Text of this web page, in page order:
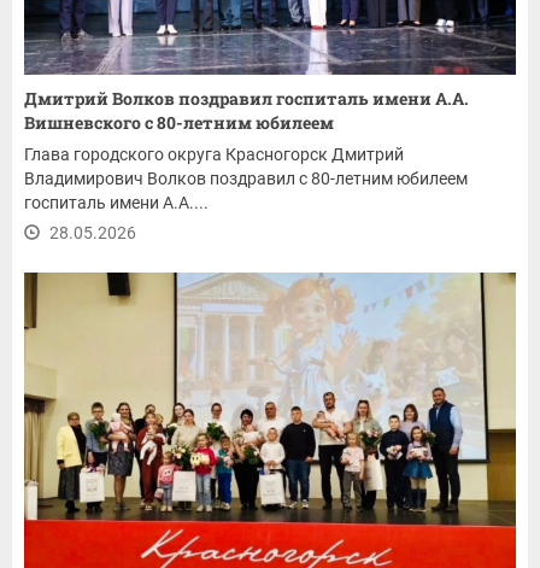
Дмитрий Волков поздравил госпиталь имени А.А.
Вишневского с 80-летним юбилеем
Глава городского округа Красногорск Дмитрий
Владимирович Волков поздравил с 80-летним юбилеем
госпиталь имени А.А....
28.05.2026